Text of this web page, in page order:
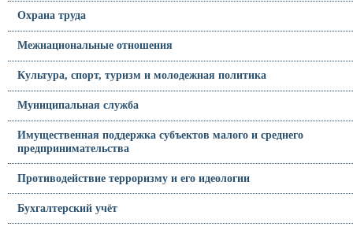
Охрана труда
Межнациональные отношения
Культура, спорт, туризм и молодежная политика
Муниципальная служба
Имущественная поддержка субъектов малого и среднего
предпринимательства
Противодействие терроризму и его идеологии
Бухгалтерский учёт